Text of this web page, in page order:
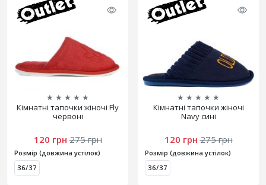
★ ★ ★ ★ ★
Кімнатні тапочки жіночі Fly
червоні
120 грн 275 грн
Розмір (довжина устілок)
36/37
★ ★ ★ ★ ★
Кімнатні тапочки жіночі
Navy сині
120 грн 275 грн
Розмір (довжина устілок)
36/37